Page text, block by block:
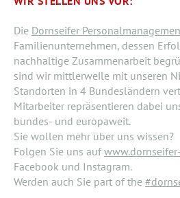
Die Dornseifer
Familienunternehmen, dessen
nachhaltige Zusammenarbeit
sind wir mittlerweile mit unseren
Standorten in 4 Bundesländern
Mitarbeiter repräsentieren dabei
bundes- und europaweit.
Sie wollen mehr über uns wissen?
Folgen Sie uns auf
Facebook und Instagram.
Werden auch Sie part of the